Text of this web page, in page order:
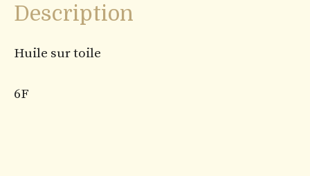
Description
Huile sur toile
6F